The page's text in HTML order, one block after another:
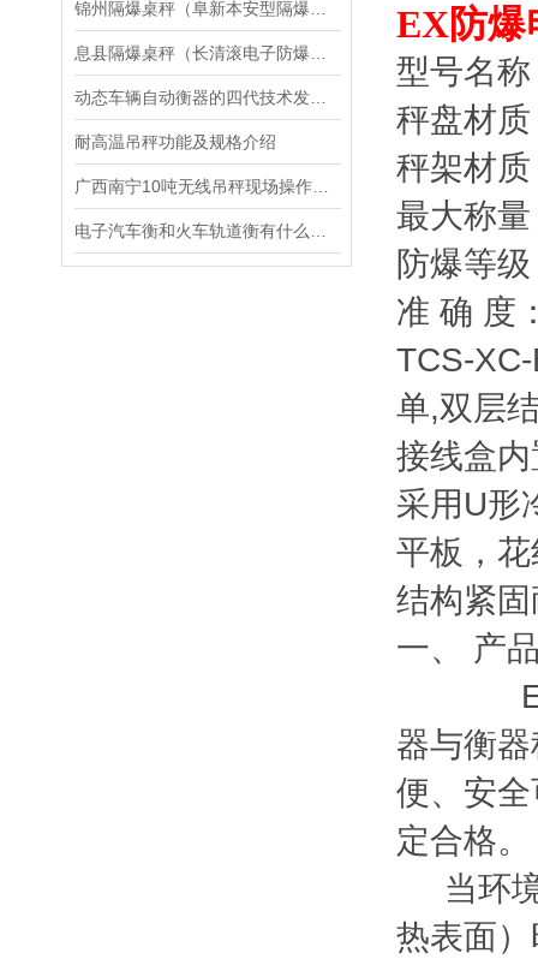
耐高温吊秤功能及规格介绍
EX防爆
型号名
秤盘材
秤架材
最大称
防爆等
准 确 度
TCS-
单,双层
接线盒
采用U形
平板，
结构紧
一、 产
EXIB/
器与衡
便、安
定合格。
当环境
热表面